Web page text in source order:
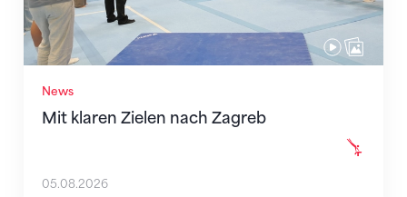
News
Mit klaren Zielen nach Zagreb
05.08.2026